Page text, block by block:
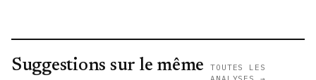
Suggestions sur le même
TOUTES LES